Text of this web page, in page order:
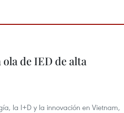
de IED de alta
la I+D y la innovación en Vietnam,